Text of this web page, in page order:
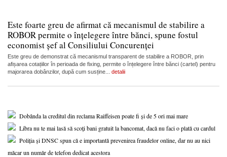
Este foarte greu de afirmat că mecanismul de stabilire a
ROBOR permite o înțelegere între bănci, spune fostul
economist șef al Consiliului Concurenței
Este greu de demonstrat că mecanismul transparent de stabilire a ROBOR, prin
afișarea cotațiilor în perioada de fixing, permite o înțelegere între bănci (cartel) pentru
majorarea dobânzilor, după cum susține... detalii
Dobânda la creditul din reclama Raiffeisen poate fi și de 5 ori mai mare
Libra nu te mai lasă să scoți bani gratuit la bancomat, dacă nu faci o plată cu cardul
Poliția și DNSC spun că e importantă prevenirea fraudelor online, dar nu au nici
măcar un număr de telefon dedicat acestora